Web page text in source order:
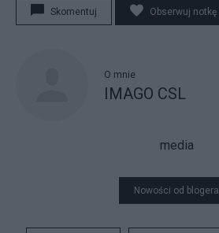
Skomentuj Obserwuj notkę
O mnie
IMAGO CSL
media
Nowości od blogera